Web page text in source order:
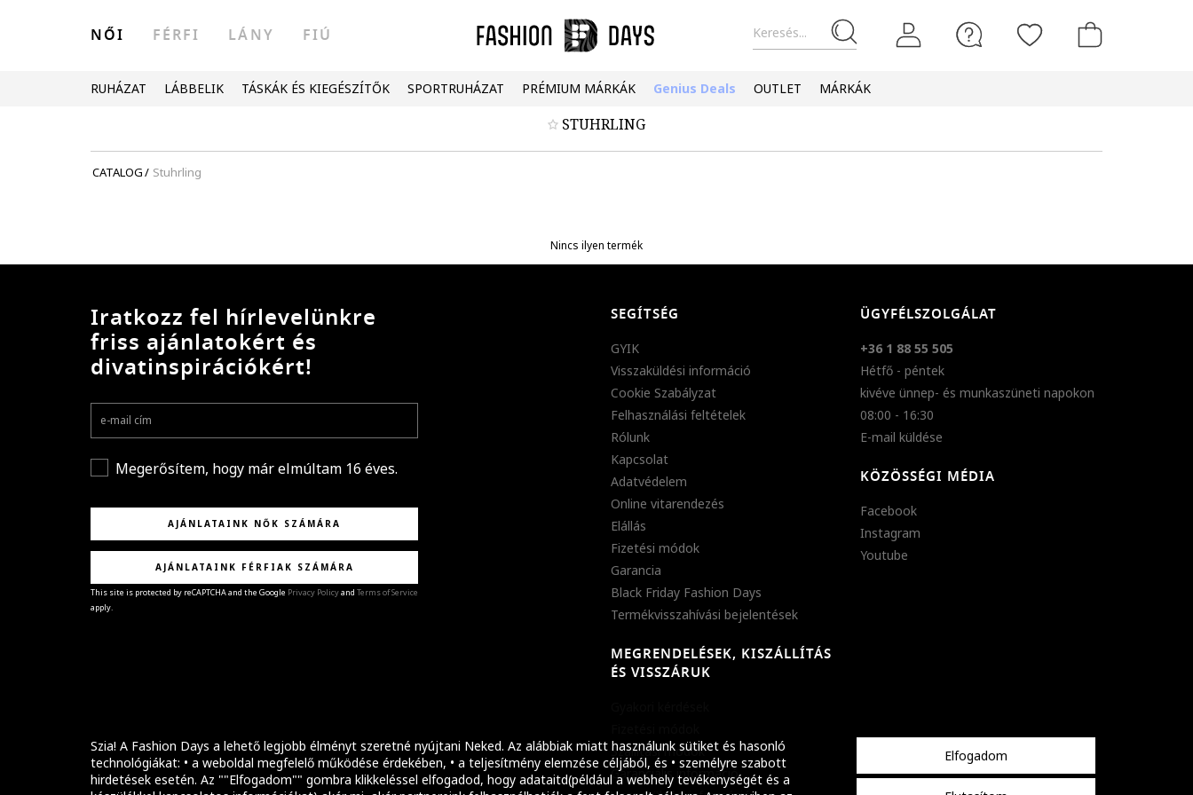
Szia! A Fashion Days a lehető legjobb élményt szeretné nyújtani Neked. Az alábbiak miatt használunk sütiket és hasonló
technológiákat: • a weboldal megfelelő működése érdekében, • a teljesítmény elemzése céljából, és • személyre szabott
hirdetések esetén. Az ""Elfogadom"" gombra klikkeléssel elfogadod, hogy adataitd(például a webhely tevékenységét és a
Elfogadom
Keresés...
NŐI FÉRFI LÁNY FIÚ
RUHÁZAT LÁBBELIK TÁSKÁK ÉS KIEGÉSZÍTŐK SPORTRUHÁZAT PRÉMIUM MÁRKÁK Genius Deals OUTLET MÁRKÁK
STUHRLING
CATALOG/ Stuhrling
Nincs ilyen termék
Iratkozz fel hírlevelünkre
friss ajánlatokért és
divatinspirációkért!
Megerősítem, hogy már elmúltam 16 éves.
AJÁNLATAINK NŐK SZÁMÁRA
AJÁNLATAINK FÉRFIAK SZÁMÁRA
This site is protected by reCAPTCHA and the Google Privacy Policyand Terms of Service
apply.
SEGÍTSÉG
GYIK
Visszaküldési információ
Cookie Szabályzat
Felhasználási feltételek
Rólunk
Kapcsolat
Adatvédelem
Online vitarendezés
Elállás
Fizetési módok
Garancia
Black Friday Fashion Days
Termékvisszahívási bejelentések
MEGRENDELÉSEK, KISZÁLLÍTÁS
ÉS VISSZÁRUK
Szállítási módok
Garanciális információ
ÜGYFÉLSZOLGÁLAT
+36 1 88 55 505
Hétfő - péntek
kivéve ünnep- és munkaszüneti napokon
08:00 - 16:30
E-mail küldése
KÖZÖSSÉGI MÉDIA
Facebook
Instagram
Youtube